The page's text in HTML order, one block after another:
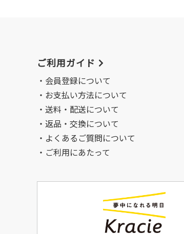
ご利用ガイド
会員登録について
お支払い方法について
送料・配送について
返品・交換について
よくあるご質問について
ご利用にあたって